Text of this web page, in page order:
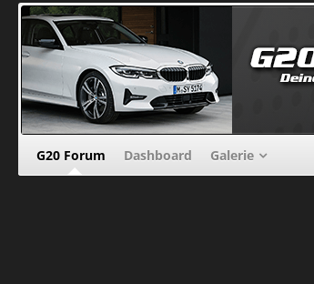
G20 Forum Dashboard Galerie